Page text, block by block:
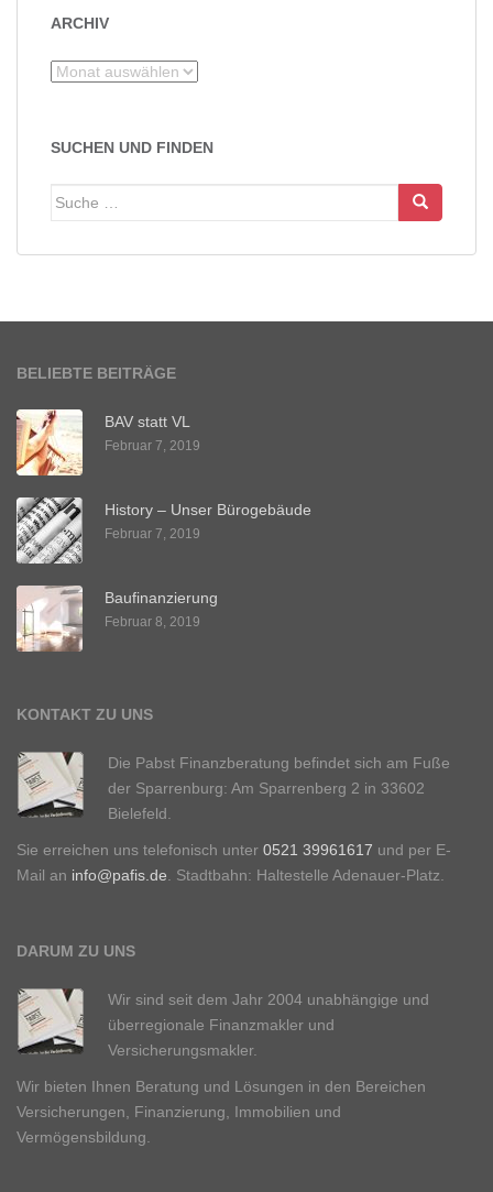
ARCHIV
Archiv
SUCHEN UND FINDEN
Suche
BELIEBTE BEITRÄGE
BAV statt VL
Februar 7, 2019
History – Unser Bürogebäude
Februar 7, 2019
Baufinanzierung
Februar 8, 2019
KONTAKT ZU UNS
Die Pabst Finanzberatung befindet sich am Fuße
der Sparrenburg: Am Sparrenberg 2 in 33602
Bielefeld.
Sie erreichen uns telefonisch unter 0521 39961617 und per E-
Mail an info@pafis.de. Stadtbahn: Haltestelle Adenauer-Platz.
DARUM ZU UNS
Wir sind seit dem Jahr 2004 unabhängige und
überregionale Finanzmakler und
Versicherungsmakler.
Wir bieten Ihnen Beratung und Lösungen in den Bereichen
Versicherungen, Finanzierung, Immobilien und
Vermögensbildung.